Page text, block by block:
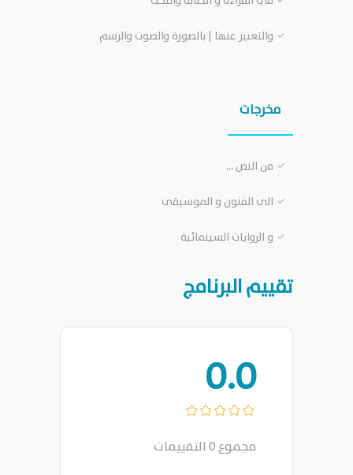
والتعبير عنها | بالصورة والصوت والرسم
مخرجات
من النص …
الى الفنون و الموسيقى
و الروايات السينمائية
تقييم البرنامج
0.0
مجموع0 التقييمات